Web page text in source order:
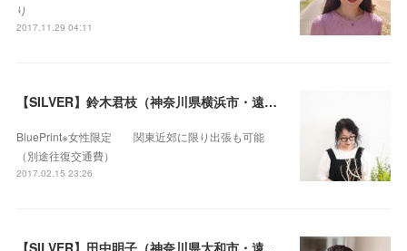
り
2017.11.29 04:11
【SILVER】鈴木君枝（神奈川県横浜市・遠隔セラピー可）
BluePrint※女性限定 関東近郊に限り出張も可能
（別途往復交通費）
2017.02.15 23:26